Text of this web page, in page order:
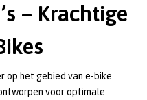
– Krachtige
op het gebied van e-bike
voor optimale